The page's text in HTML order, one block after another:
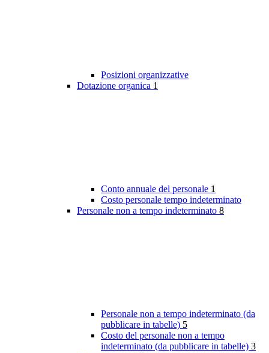
Posizioni organizzative
Dotazione organica 1
Conto annuale del personale 1
Costo personale tempo indeterminato
Personale non a tempo indeterminato 8
Personale non a tempo indeterminato (da
pubblicare in tabelle) 5
Costo del personale non a tempo
indeterminato (da pubblicare in tabelle) 3